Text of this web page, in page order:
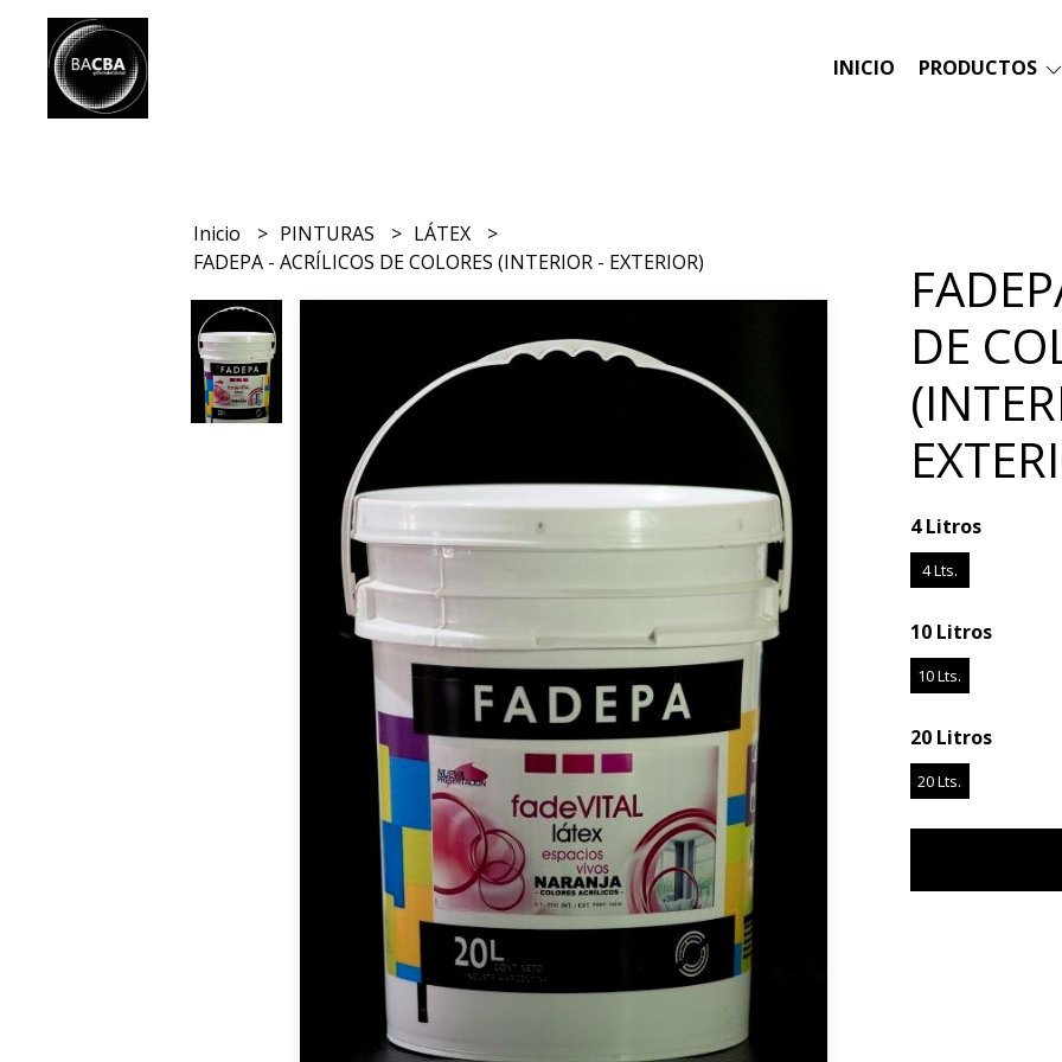
INICIO PRODUCTOS
Inicio PINTURAS
LÁTEX
FADEPA - ACRÍLICOS DE COLORES (INTERIOR - EXTERIOR)
DE
4 Litros
4 Lts.
10 Litros
10 Lts.
20 Litros
20 Lts.